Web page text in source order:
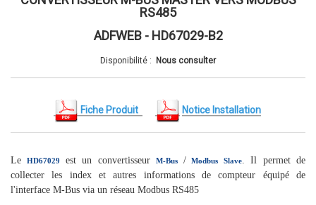
RS485
ADFWEB - HD67029-B2
Disponibilité : Nous consulter
Fiche Produit Notice Installation
LeHD67029 est un convertisseurM-Bus / Modbus Slave. Il permet de
collecter les index et autres informations de compteur équipé de
l'interface M-Bus via un réseau Modbus RS485